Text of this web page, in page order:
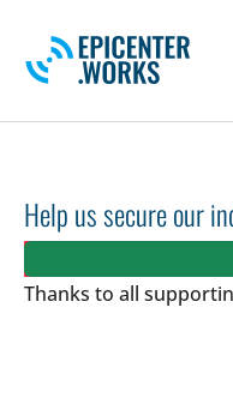
Help us secure our
Thanks to all